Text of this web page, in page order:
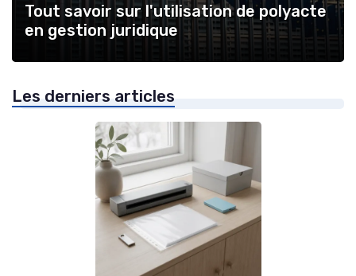
Tout savoir sur l'utilisation de polyacte
en gestion juridique
Les derniers articles